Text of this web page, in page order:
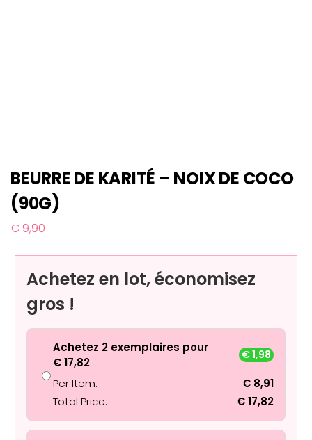
BEURRE DE KARITÉ – NOIX DE COCO
(90G)
€ 9,90
Achetez en lot, économisez
gros !
Achetez 2 exemplaires pour
€17,82
€1,98
Per Item: € 8,91
Total Price:
€17,82